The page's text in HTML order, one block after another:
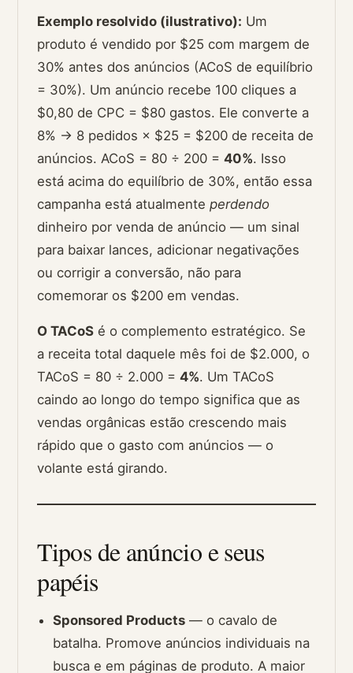
Exemplo resolvido (ilustrativo): Um
produto é vendido por $25 com margem de
30% antes dos anúncios (ACoS de equilíbrio
= 30%). Um anúncio recebe 100 cliques a
$0,80 de CPC = $80 gastos. Ele converte a
8% → 8 pedidos × $25 = $200 de receita de
anúncios. ACoS = 80 ÷ 200 =40%. Isso
está acima do equilíbrio de 30%, então essa
campanha está atualmenteperdendo
dinheiro por venda de anúncio — um sinal
para baixar lances, adicionar negativações
ou corrigir a conversão, não para
comemorar os $200 em vendas.
O TACoS é o complemento estratégico. Se
a receita total daquele mês foi de $2.000, o
TACoS = 80 ÷ 2.000 =4%. Um TACoS
caindo ao longo do tempo significa que as
vendas orgânicas estão crescendo mais
rápido que o gasto com anúncios — o
volante está girando.
Tipos de anúncio e seus
papéis
Sponsored Products — o cavalo de
batalha. Promove anúncios individuais na
busca e em páginas de produto. A maior